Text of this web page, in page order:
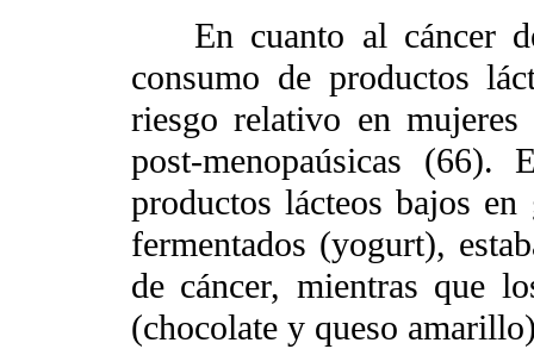
En cuanto al cáncer
consumo de productos
riesgo relativo en
post-menopaúsicas
productos lácteos bajos en
fermentados (yogurt),
de cáncer, mientras que
(chocolate y queso